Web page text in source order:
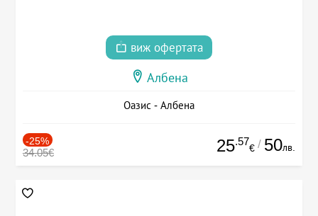
виж офертата
Албена
Оазис - Албена
-25%
34.05€ 25.57
€ / 50лв.